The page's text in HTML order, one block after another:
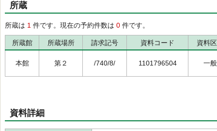
所蔵
所蔵は 1 件です。現在の予約件数は 0 件です。
所蔵館 所蔵場所 請求記号 資料コード 資料
本館 第２ /740/8/ 1101796504 一般
資料詳細